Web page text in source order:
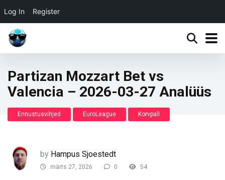
Log In Register
Partizan Mozzart Bet vs
Valencia – 2026-03-27 Analüüs
Ennustusvihjed EuroLeague Korvpall
by Hampus Sjoestedt
märts 27, 2026 0 54